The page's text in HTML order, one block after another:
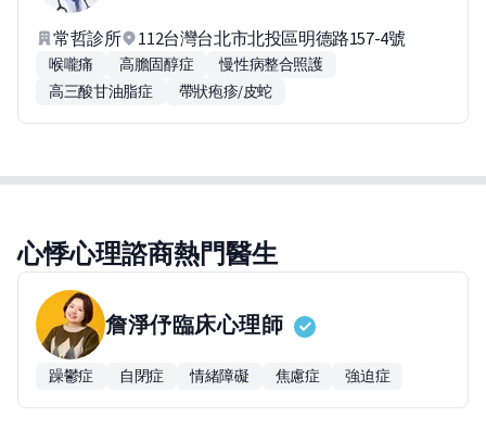
常哲診所 112台灣台北市北投區明德路157-4號
喉嚨痛 高膽固醇症
慢性病整合照護
高三酸甘油脂症
帶狀疱疹/皮蛇
心悸心理諮商熱門醫生
詹淨伃臨床心理師
躁鬱症 自閉症 情緒障礙 焦慮症 強迫症